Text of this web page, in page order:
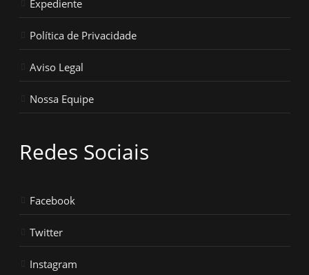
Expediente
Política de Privacidade
Aviso Legal
Nossa Equipe
Redes Sociais
Facebook
Twitter
Instagram